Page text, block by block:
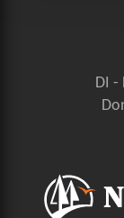
DI -